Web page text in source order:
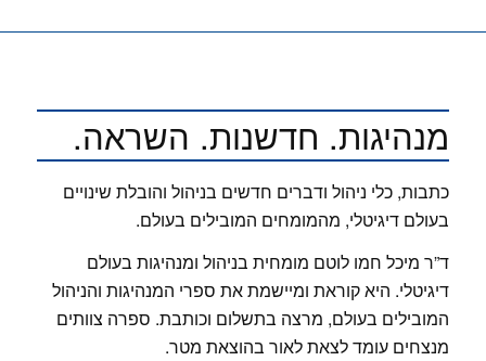
מנהיגות. חדשנות. השראה.
כתבות, כלי ניהול ודברים חדשים בניהול והובלת שינויים
בעולם דיגיטלי, מהמומחים המובילים בעולם.
ד”ר מיכל חמו לוטם מומחית בניהול ומנהיגות בעולם
דיגיטלי. היא קוראת ומיישמת את ספרי המנהיגות והניהול
המובילים בעולם, מרצה בתשלום וכותבת. ספרה צוותים
מנצחים עומד לצאת לאור בהוצאת מטר.